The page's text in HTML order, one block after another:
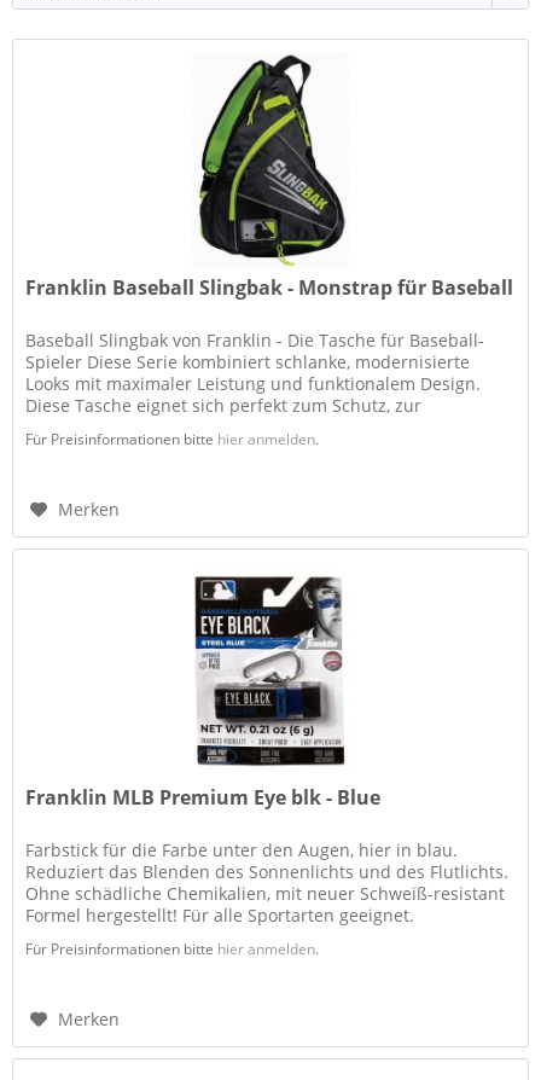
Franklin Baseball Slingbak - Monstrap für Baseball
Baseball Slingbak von Franklin - Die Tasche für Baseball-
Spieler Diese Serie kombiniert schlanke, modernisierte
Looks mit maximaler Leistung und funktionalem Design.
Diese Tasche eignet sich perfekt zum Schutz, zur
Für Preisinformationen bitte hier anmelden.
Merken
Franklin MLB Premium Eye blk - Blue
Farbstick für die Farbe unter den Augen, hier in blau.
Reduziert das Blenden des Sonnenlichts und des Flutlichts.
Ohne schädliche Chemikalien, mit neuer Schweiß-resistant
Formel hergestellt! Für alle Sportarten geeignet.
Für Preisinformationen bitte hier anmelden.
Merken